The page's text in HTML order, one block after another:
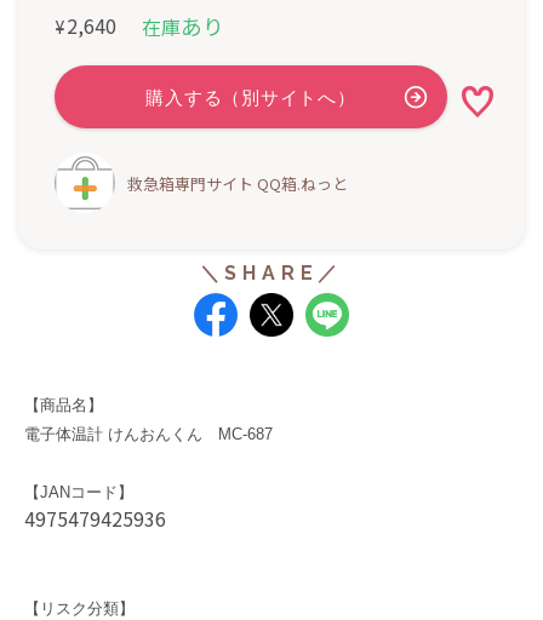
¥2,640 在庫あり
救急箱専門サイト QQ箱.ねっと
【商品名】
電子体温計 けんおんくん MC-687
【JANコード】
4975479425936
【リスク分類】